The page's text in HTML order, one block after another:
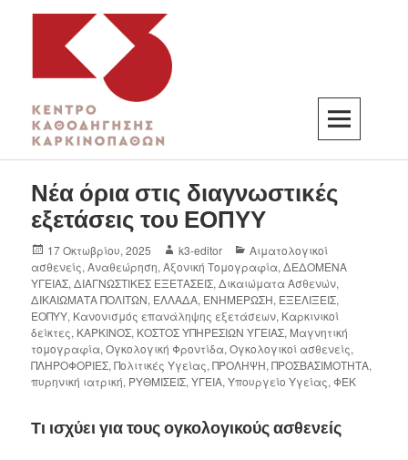
K3
ΚΕΝΤΡΟ ΚΑΘΟΔΗΓΗΣΗΣ ΚΑΡΚΙΝΟΠΑΘΩΝ
Νέα όρια στις διαγνωστικές
εξετάσεις του ΕΟΠΥΥ
17 Οκτωβρίου, 2025 k3-editor
Αιματολογικοί
ασθενείς,Αναθεώρηση,Αξονική Τομογραφία,ΔΕΔΟΜΕΝΑ
ΥΓΕΙΑΣ,ΔΙΑΓΝΩΣΤΙΚΕΣ ΕΞΕΤΑΣΕΙΣ,Δικαιώματα Ασθενών,
ΔΙΚΑΙΩΜΑΤΑ ΠΟΛΙΤΩΝ, ΕΛΛΑΔΑ, ΕΝΗΜΕΡΩΣΗ, ΕΞΕΛΙΞΕΙΣ,
ΕΟΠΥΥ, Κανονισμός επανάληψης εξετάσεων, Καρκινικοί
δείκτες, ΚΑΡΚΙΝΟΣ, ΚΟΣΤΟΣ ΥΠΗΡΕΣΙΩΝ ΥΓΕΙΑΣ, Μαγνητική
τομογραφία,Ογκολογική Φροντίδα,Ογκολογικοί ασθενείς,
ΠΛΗΡΟΦΟΡΙΕΣ,Πολιτικές Υγείας,ΠΡΟΛΗΨΗ,ΠΡΟΣΒΑΣΙΜΟΤΗΤΑ,
πυρηνική ιατρική, ΡΥΘΜΙΣΕΙΣ,ΥΓΕΙΑ,Υπουργείο Υγείας, ΦΕΚ
Τι ισχύει για τους ογκολογικούς ασθενείς